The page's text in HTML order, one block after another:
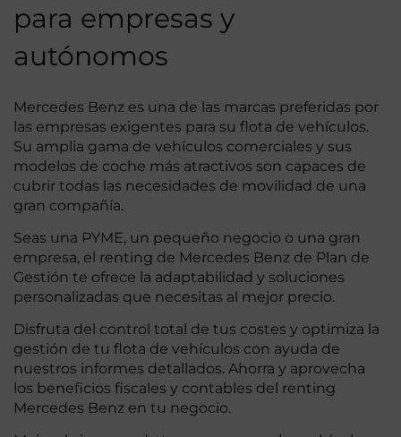
para empresas y
autónomos
Mercedes Benz es una de las marcas preferidas por
las empresas exigentes para su flota de vehículos.
Su amplia gama de vehículos comerciales y sus
modelos de coche más atractivos son capaces de
cubrir todas las necesidades de movilidad de una
gran compañía.
Seas una PYME, un pequeño negocio o una gran
empresa, el renting de Mercedes Benz de Plan de
Gestión te ofrece la adaptabilidad y soluciones
personalizadas que necesitas al mejor precio.
Disfruta del control total de tus costes y optimiza la
gestión de tu flota de vehículos con ayuda de
nuestros informes detallados. Ahorra y aprovecha
los beneficios fiscales y contables del renting
Mercedes Benz en tu negocio.